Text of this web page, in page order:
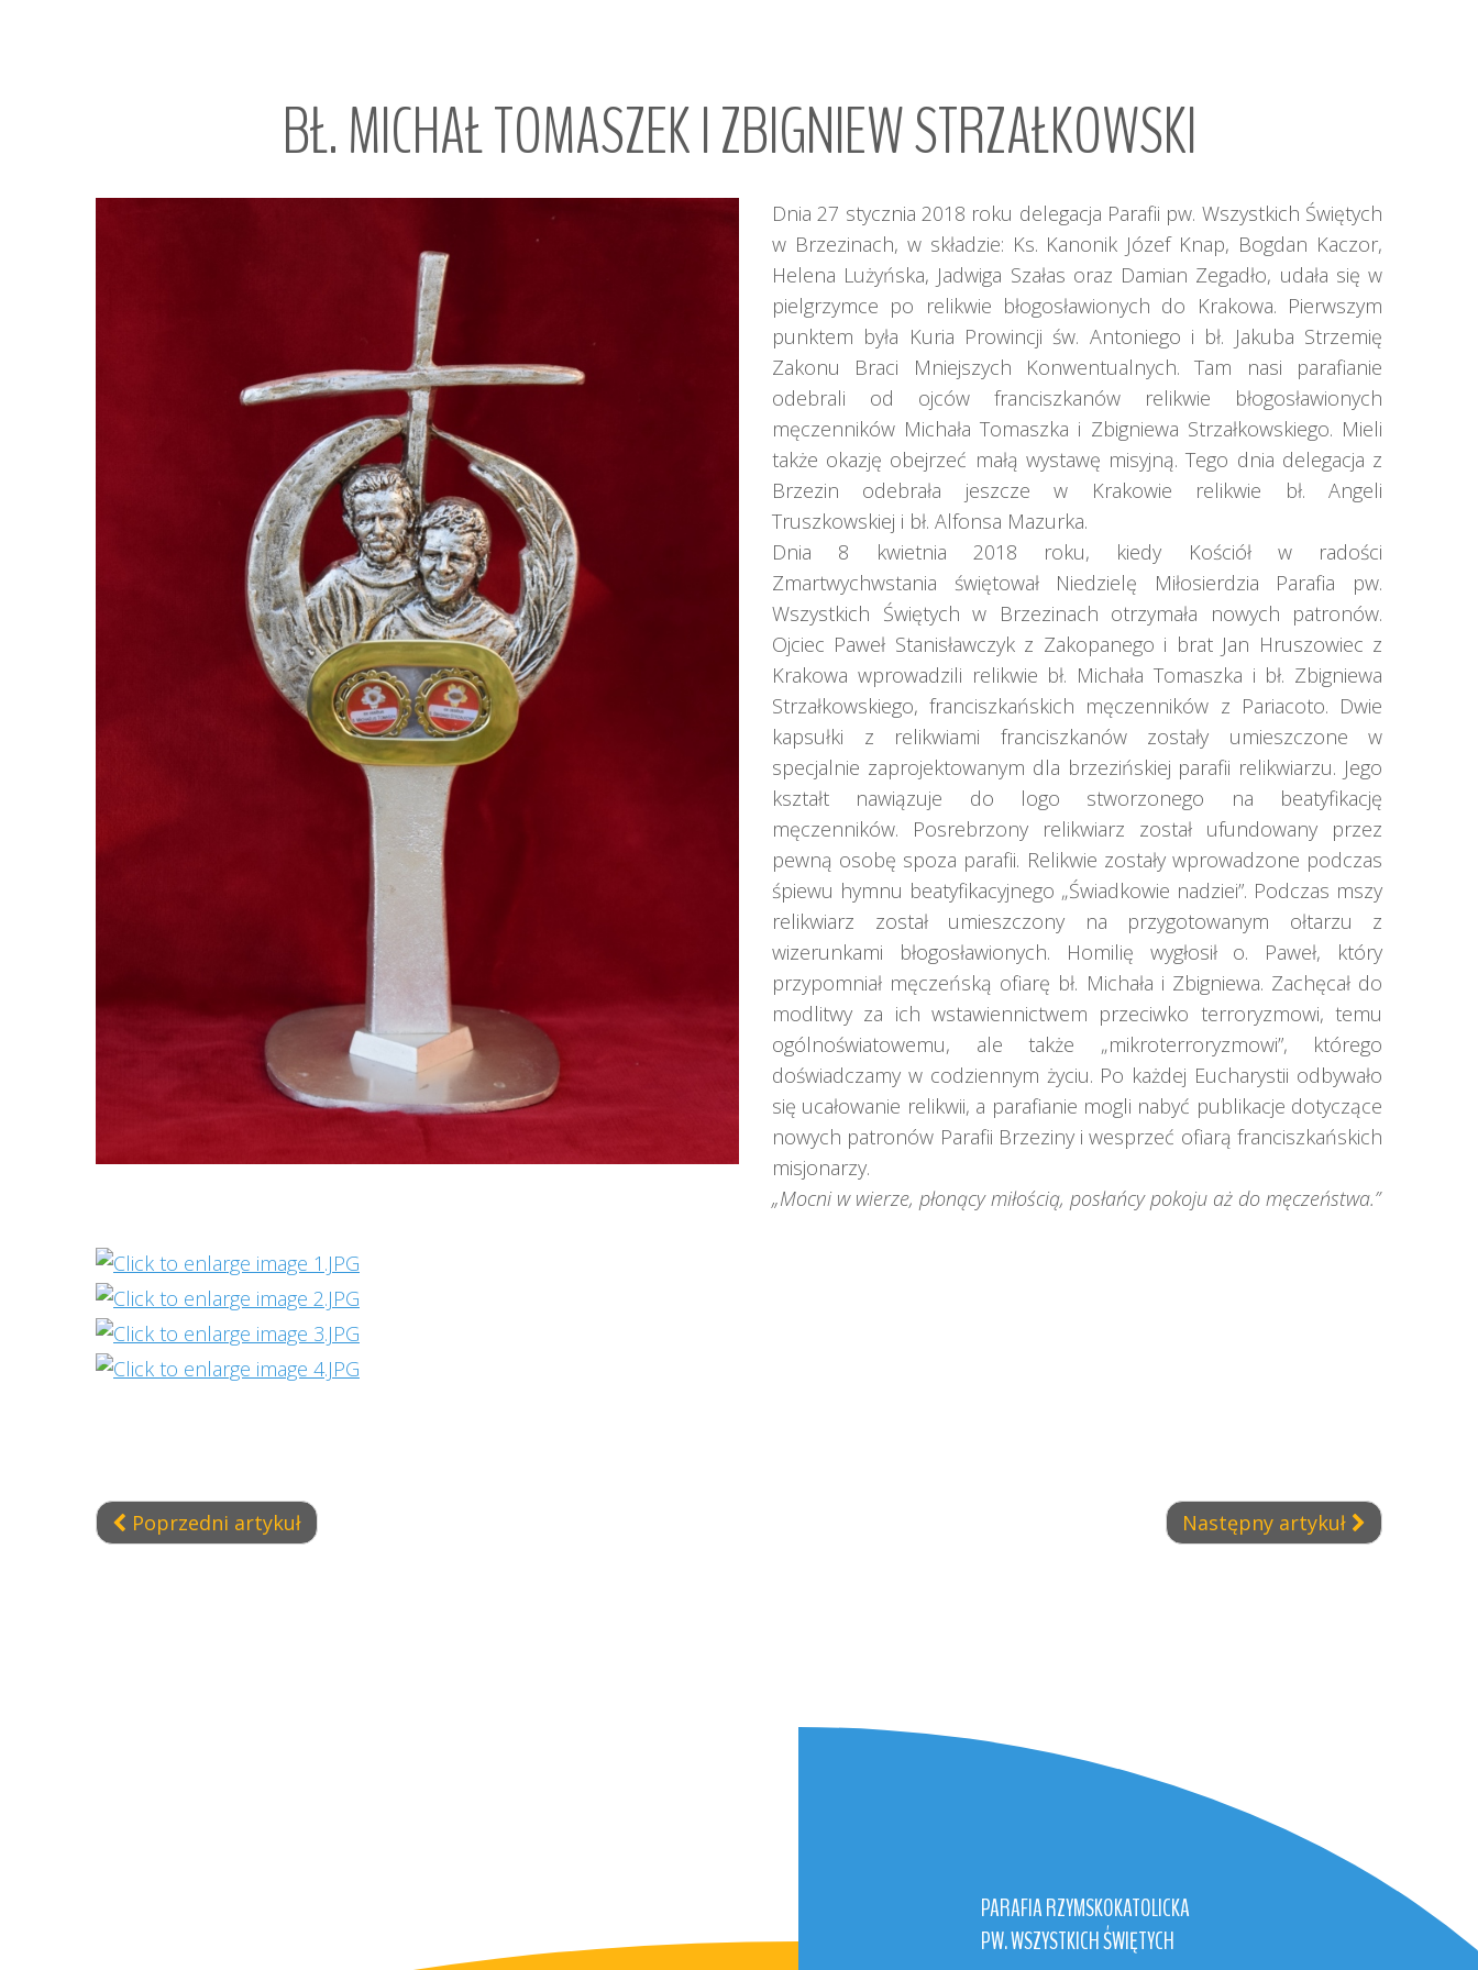
BŁ.MICHAŁTOMASZEKIZBIGNIEWSTRZAŁKOWSKI
Dnia 27 stycznia 2018 roku delegacja Parafii pw. Wszystkich Świętych
w Brzezinach, w składzie: Ks. Kanonik Józef Knap, Bogdan Kaczor,
Helena Lużyńska, Jadwiga Szałas oraz Damian Zegadło, udała się w
pielgrzymce po relikwie błogosławionych do Krakowa. Pierwszym
punktem była Kuria Prowincji św. Antoniego i bł. Jakuba Strzemię
Zakonu Braci Mniejszych Konwentualnych. Tam nasi parafianie
odebrali od ojców franciszkanów relikwie błogosławionych
męczenników Michała Tomaszka i Zbigniewa Strzałkowskiego. Mieli
także okazję obejrzeć małą wystawę misyjną. Tego dnia delegacja z
Brzezin odebrała jeszcze w Krakowie relikwie bł. Angeli
Truszkowskiej i bł. Alfonsa Mazurka.
Dnia 8 kwietnia 2018 roku, kiedy Kościół w radości
Zmartwychwstania świętował Niedzielę Miłosierdzia Parafia pw.
Wszystkich Świętych w Brzezinach otrzymała nowych patronów.
Ojciec Paweł Stanisławczyk z Zakopanego i brat Jan Hruszowiec z
Krakowa wprowadzili relikwie bł. Michała Tomaszka i bł. Zbigniewa
Strzałkowskiego, franciszkańskich męczenników z Pariacoto. Dwie
kapsułki z relikwiami franciszkanów zostały umieszczone w
specjalnie zaprojektowanym dla brzezińskiej parafii relikwiarzu. Jego
kształt nawiązuje do logo stworzonego na beatyfikację
męczenników. Posrebrzony relikwiarz został ufundowany przez
pewną osobę spoza parafii. Relikwie zostały wprowadzone podczas
śpiewu hymnu beatyfikacyjnego „Świadkowie nadziei”. Podczas mszy
relikwiarz został umieszczony na przygotowanym ołtarzu z
wizerunkami błogosławionych. Homilię wygłosił o. Paweł, który
przypomniał męczeńską ofiarę bł. Michała i Zbigniewa. Zachęcał do
modlitwy za ich wstawiennictwem przeciwko terroryzmowi, temu
ogólnoświatowemu, ale także „mikroterroryzmowi”, którego
doświadczamy w codziennym życiu. Po każdej Eucharystii odbywało
się ucałowanie relikwii, a parafianie mogli nabyć publikacje dotyczące
nowych patronów Parafii Brzeziny i wesprzeć ofiarą franciszkańskich
misjonarzy.
„Mocni w wierze, płonący miłością, posłańcy pokoju aż do męczeństwa.”
Poprzedni artykuł Następny artykuł
PARAFIA RZYMSKOKATOLICKA
PW. WSZYSTKICH ŚWIĘTYCH